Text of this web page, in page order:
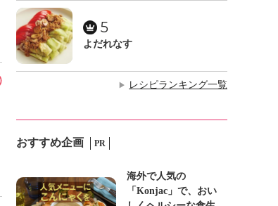
5
よだれなす
▶ レシピランキング一覧
おすすめ企画 PR
海外で人気の
「Konjac」で、おい